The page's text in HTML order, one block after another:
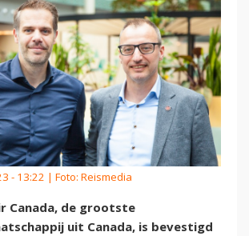
- 13:22 | Foto: Reismedia
Canada, de grootste
uit Canada, is bevestigd